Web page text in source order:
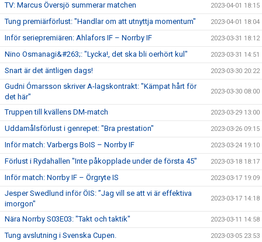
TV: Marcus Översjö summerar matchen 2023-04-01 18:15
Tung premiärförlust: "Handlar om att utnyttja momentum" 2023-04-01 18:04
Inför seriepremiären: Ahlafors IF – Norrby IF 2023-03-31 18:12
Nino Osmanagi&#263;: "Lycka!, det ska bli oerhört kul" 2023-03-31 14:51
Snart är det äntligen dags! 2023-03-30 20:22
Gudni Ómarsson skriver A-lagskontrakt: "Kämpat hårt för
det här"
2023-03-30 08:00
Truppen till kvällens DM-match 2023-03-29 13:00
Uddamålsförlust i genrepet: "Bra prestation" 2023-03-26 09:15
Inför match: Varbergs BoIS – Norrby IF 2023-03-24 19:10
Förlust i Rydahallen "Inte påkopplade under de första 45" 2023-03-18 18:17
Inför match: Norrby IF – Örgryte IS 2023-03-17 19:09
Jesper Swedlund inför ÖIS: ”Jag vill se att vi är effektiva
imorgon"
2023-03-17 14:18
Nära Norrby S03E03: "Takt och taktik" 2023-03-11 14:58
Tung avslutning i Svenska Cupen. 2023-03-05 23:53